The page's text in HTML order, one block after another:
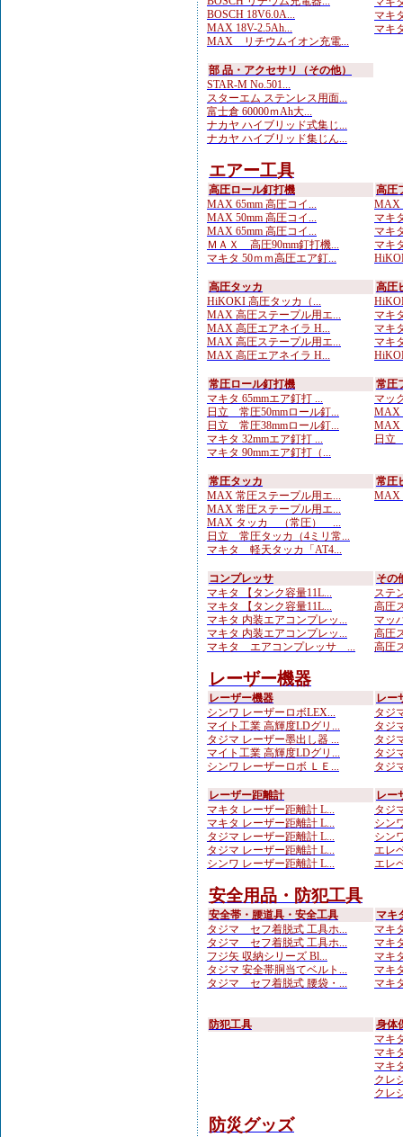
BOSCH 18V6.0A...
MAX 18V-2.5Ah...
MAX リチウムイオン充電...
マキ
マキ
部 品・アクセサリ（その他）
STAR-M No.501...
スターエム ステンレス用面...
富士倉 60000ｍAh大...
ナカヤ ハイブリッド式集じ...
ナカヤ ハイブリッド集じん...
エアー工具
高圧ロール釘打機
MAX 65mm 高圧コイ...
MAX 50mm 高圧コイ...
MAX 65mm 高圧コイ...
ＭＡＸ 高圧90mm釘打機...
マキタ 50ｍｍ高圧エア釘...
高圧
MAX
マキ
マキ
マキ
高圧タッカ
HiKOKI 高圧タッカ（...
MAX 高圧ステープル用エ...
MAX 高圧エアネイラ H...
MAX 高圧ステープル用エ...
MAX 高圧エアネイラ H...
高圧
マキ
マキ
マキ
常圧ロール釘打機
マキタ 65mmエア釘打 ...
日立 常圧50mmロール釘...
日立 常圧38mmロール釘...
マキタ 32mmエア釘打 ...
マキタ 90mmエア釘打（...
常圧
マッ
MAX
MAX
日立
常圧タッカ
MAX 常圧ステープル用エ...
MAX 常圧ステープル用エ...
MAX タッカ （常圧） ...
日立 常圧タッカ（4ミリ常...
マキタ 軽天タッカ「AT4...
常圧
MAX
コンプレッサ
マキタ 【タンク容量11L...
マキタ 【タンク容量11L...
マキタ 内装エアコンプレッ...
マキタ 内装エアコンプレッ...
マキタ エアコンプレッサ ...
その
ステ
高圧
マッ
高圧
高圧
レーザー機器
レーザー機器
シンワ レーザーロボLEX...
マイト工業 高輝度LDグリ...
タジマ レーザー墨出し器 ...
マイト工業 高輝度LDグリ...
シンワ レーザーロボ ＬＥ...
レー
タジ
タジ
タジ
タジ
タジ
レーザー距離計
マキタ レーザー距離計 L...
マキタ レーザー距離計 L...
タジマ レーザー距離計 L...
タジマ レーザー距離計 L...
シンワ レーザー距離計 L...
レー
タジ
シン
シン
エレ
エレ
安全用品・防犯工具
安全帯・腰道具・安全工具
タジマ セフ着脱式 工具ホ...
タジマ セフ着脱式 工具ホ...
フジ矢 収納シリーズ Bl...
タジマ 安全帯胴当てベルト...
タジマ セフ着脱式 腰袋・...
マキ
マキ
マキ
マキ
マキ
マキ
防犯工具
身体
マキ
マキ
マキ
クレ
クレ
防災グッズ